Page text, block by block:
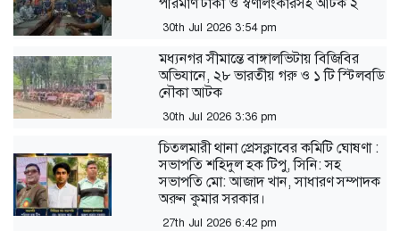
30th Jul 2026 3:54 pm
মধ্যনগর সীমান্তে বাঙ্গালভিটায় বিজিবির
অভিযানে, ২৮ ভারতীয় গরু ও ১ টি স্টিলবডি
নৌকা আটক
30th Jul 2026 3:36 pm
চিতলমারী থানা প্রেসক্লাবের কমিটি ঘোষণা :
সভাপতি শহিদুল হক টিপু, সিনি: সহ
সভাপতি মো: আজাদ খান, সাধারণ সম্পাদক
অরুন কুমার সরকার।
27th Jul 2026 6:42 pm